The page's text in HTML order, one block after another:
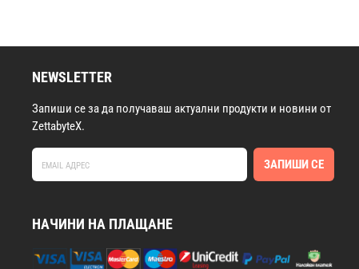
NEWSLETTER
Запиши се за да получаваш актуални продукти и новини от
ZettabyteX.
ЗАПИШИ СЕ
НАЧИНИ НА ПЛАЩАНЕ